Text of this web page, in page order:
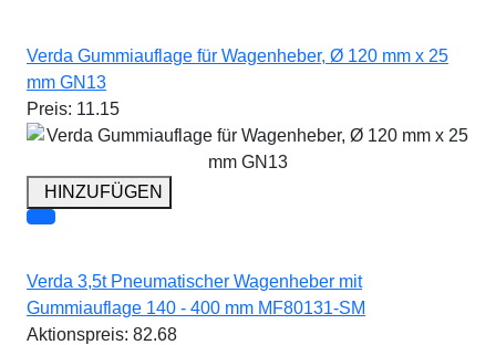
Verda Gummiauflage für Wagenheber, Ø 120 mm x 25
mm GN13
Preis: 11.15
HINZUFÜGEN
Verda 3,5t Pneumatischer Wagenheber mit
Gummiauflage 140 - 400 mm MF80131-SM
Aktionspreis: 82.68